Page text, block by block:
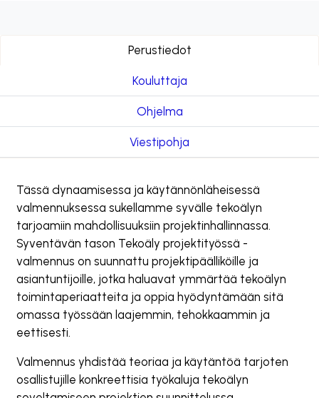
Perustiedot
Kouluttaja
Ohjelma
Viestipohja
Tässä dynaamisessa ja käytännönläheisessä
valmennuksessa sukellamme syvälle tekoälyn
tarjoamiin mahdollisuuksiin projektinhallinnassa.
Syventävän tason Tekoäly projektityössä -
valmennus on suunnattu projektipäälliköille ja
asiantuntijoille, jotka haluavat ymmärtää tekoälyn
toimintaperiaatteita ja oppia hyödyntämään sitä
omassa työssään laajemmin, tehokkaammin ja
eettisesti.
Valmennus yhdistää teoriaa ja käytäntöä tarjoten
osallistujille konkreettisia työkaluja tekoälyn